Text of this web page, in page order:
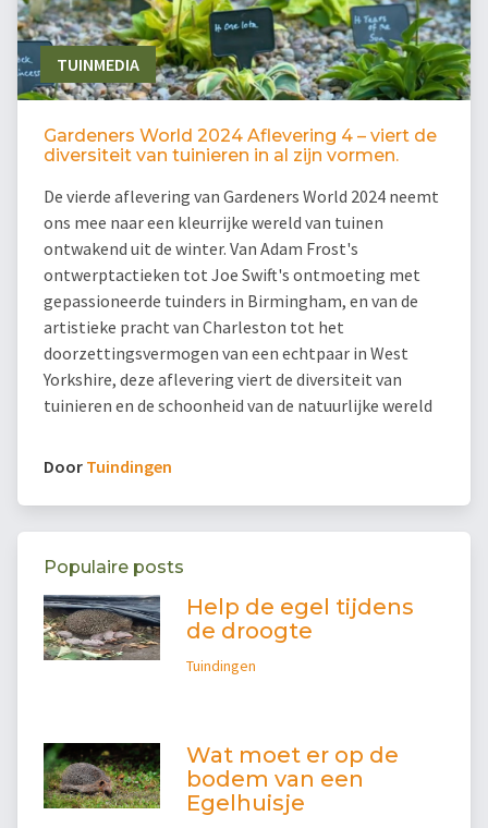
TUINMEDIA
Gardeners World 2024 Aflevering 4 – viert de
diversiteit van tuinieren in al zijn vormen.
De vierde aflevering van Gardeners World 2024 neemt
ons mee naar een kleurrijke wereld van tuinen
ontwakend uit de winter. Van Adam Frost's
ontwerptactieken tot Joe Swift's ontmoeting met
gepassioneerde tuinders in Birmingham, en van de
artistieke pracht van Charleston tot het
doorzettingsvermogen van een echtpaar in West
Yorkshire, deze aflevering viert de diversiteit van
tuinieren en de schoonheid van de natuurlijke wereld
Door Tuindingen
Populaire posts
Help de egel tijdens
de droogte
Tuindingen
Wat moet er op de
bodem van een
Egelhuisje